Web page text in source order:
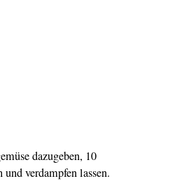
dazugeben, 10
verdampfen lassen.